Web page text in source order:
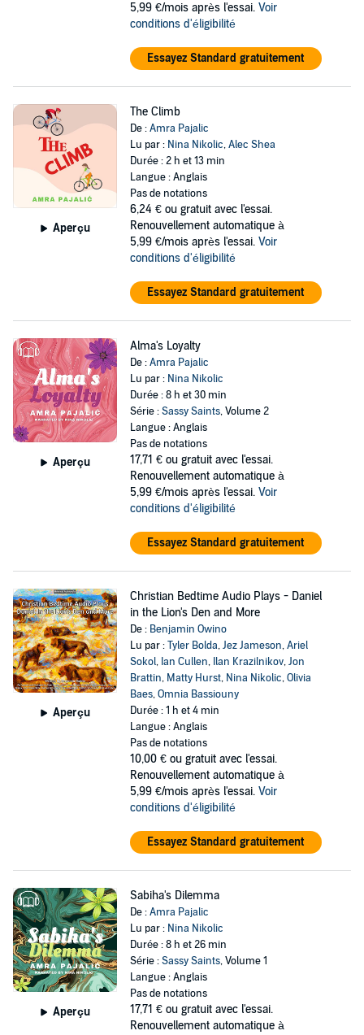
5,99 €/mois après l'essai. Voir
conditions d'éligibilité
Essayez Standard gratuitement
Aperçu
The Climb
De :Amra Pajalic
Lu par : Nina Nikolic,Alec Shea
Durée : 2 h et 13 min
Langue : Anglais
Pas de notations
6,24 € ou gratuit avec l'essai.
Renouvellement automatique à
5,99 €/mois après l'essai. Voir
conditions d'éligibilité
Essayez Standard gratuitement
Aperçu
Alma's Loyalty
De :Amra Pajalic
Lu par : Nina Nikolic
Durée : 8 h et 30 min
Série :Sassy Saints, Volume 2
Langue : Anglais
Pas de notations
17,71 € ou gratuit avec l'essai.
Renouvellement automatique à
5,99 €/mois après l'essai. Voir
conditions d'éligibilité
Essayez Standard gratuitement
Aperçu
Christian Bedtime Audio Plays - Daniel
in the Lion's Den and More
De : Benjamin Owino
Lu par :Tyler Bolda,Jez Jameson,Ariel
Sokol, Ian Cullen, Ilan Krazilnikov,Jon
Brattin, Matty Hurst, Nina Nikolic,Olivia
Baes,Omnia Bassiouny
Durée : 1 h et 4 min
Langue : Anglais
Pas de notations
10,00 € ou gratuit avec l'essai.
Renouvellement automatique à
5,99 €/mois après l'essai. Voir
conditions d'éligibilité
Essayez Standard gratuitement
Aperçu
Sabiha's Dilemma
De :Amra Pajalic
Lu par : Nina Nikolic
Durée : 8 h et 26 min
Série :Sassy Saints, Volume 1
Langue : Anglais
Pas de notations
17,71 € ou gratuit avec l'essai.
Renouvellement automatique à